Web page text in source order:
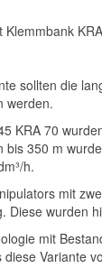
sollten die
werden.
KRA 70
bis 350 m
h.
mit
Diese wurden
mit
Variante